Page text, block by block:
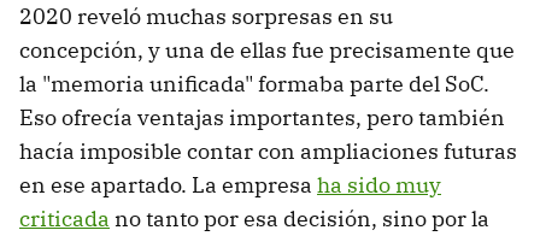
2020 reveló muchas sorpresas en su
concepción, y una de ellas fue precisamente que
la "memoria unificada" formaba parte del SoC.
Eso ofrecía ventajas importantes, pero también
hacía imposible contar con ampliaciones futuras
en ese apartado. La empresa ha sido muy
criticada no tanto por esa decisión, sino por la